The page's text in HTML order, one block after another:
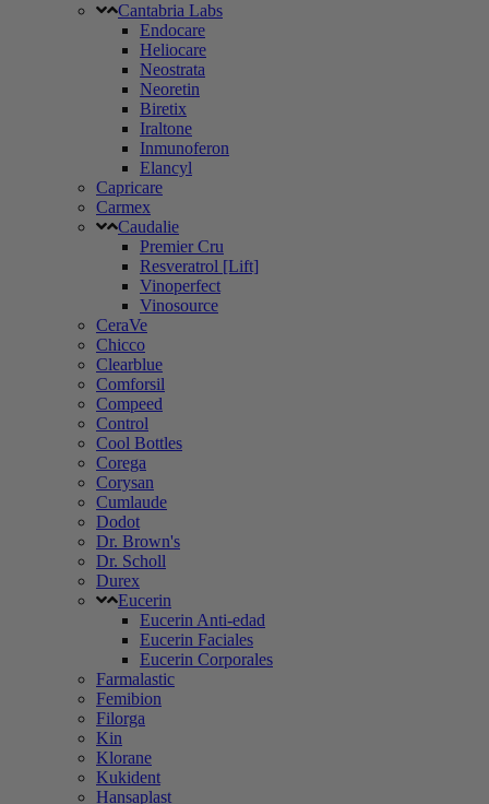
Cantabria Labs
Endocare
Heliocare
Neostrata
Neoretin
Biretix
Iraltone
Inmunoferon
Elancyl
Capricare
Carmex
Caudalie
Premier Cru
Resveratrol [Lift]
Vinoperfect
Vinosource
CeraVe
Chicco
Clearblue
Comforsil
Compeed
Control
Cool Bottles
Corega
Corysan
Cumlaude
Dodot
Dr. Brown's
Dr. Scholl
Durex
Eucerin
Eucerin Anti-edad
Eucerin Faciales
Eucerin Corporales
Farmalastic
Femibion
Filorga
Kin
Klorane
Kukident
Hansaplast